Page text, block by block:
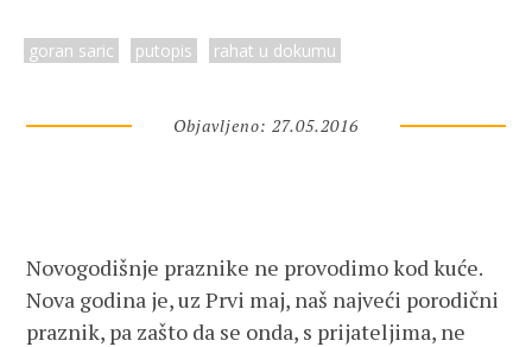
goran saric putopis rahat u dokumu
Objavljeno: 27.05.2016
Novogodišnje praznike ne provodimo kod kuće.
Nova godina je, uz Prvi maj, naš najveći porodični
praznik, pa zašto da se onda, s prijateljima, ne